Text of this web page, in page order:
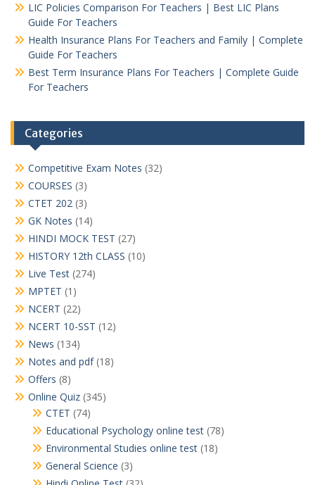
LIC Policies Comparison For Teachers | Best LIC Plans
Guide For Teachers
Health Insurance Plans For Teachers and Family | Complete
Guide For Teachers
Best Term Insurance Plans For Teachers | Complete Guide
For Teachers
Categories
Competitive Exam Notes (32)
COURSES (3)
CTET 202 (3)
GK Notes (14)
HINDI MOCK TEST (27)
HISTORY 12th CLASS (10)
Live Test (274)
MPTET (1)
NCERT (22)
NCERT 10-SST (12)
News (134)
Notes and pdf(18)
Offers (8)
Online Quiz (345)
CTET (74)
Educational Psychology online test (78)
Environmental Studies online test (18)
General Science (3)